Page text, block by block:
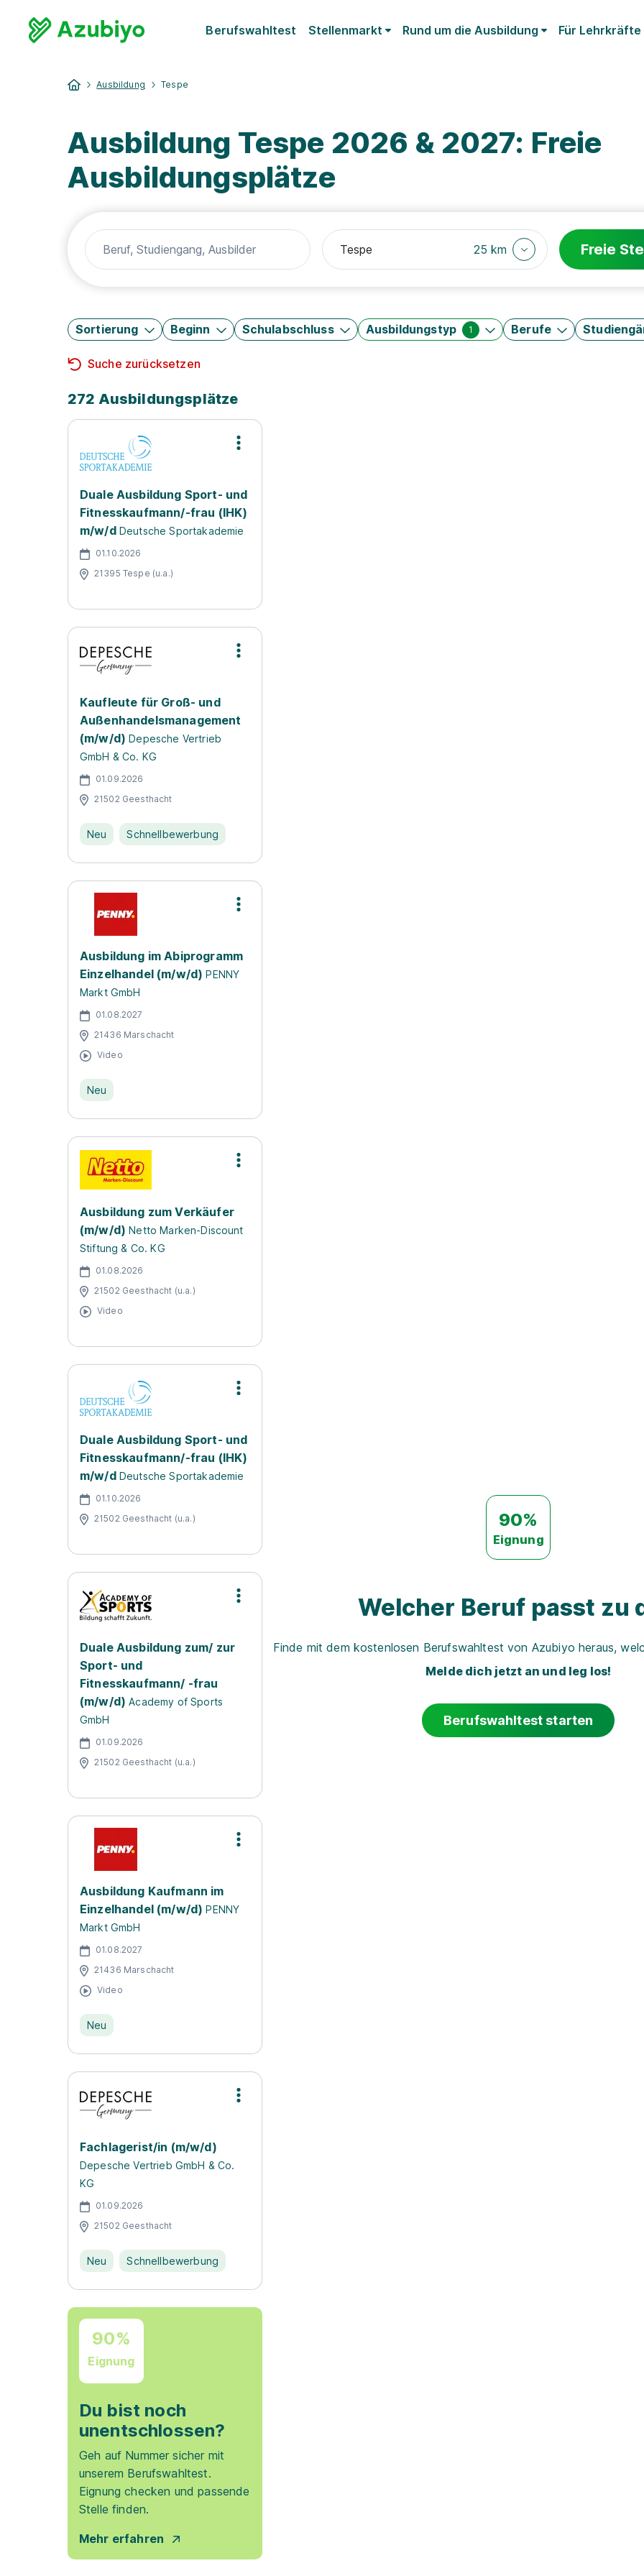
Berufswahltest Stellenmarkt Rund um die Ausbildung Für Lehrkräfte
Ausbildung Tespe
Ausbildung Tespe 2026 & 2027: Freie
Ausbildungsplätze
25 km Freie
Sortierung Beginn Schulabschluss Ausbildungstyp 1 Berufe
Suche zurücksetzen
272 Ausbildungsplätze
Duale Ausbildung Sport- und
Fitnesskaufmann/-frau (IHK)
m/w/d Deutsche Sportakademie
01.10.2026
21395 Tespe (u.a.)
Kaufleute für Groß- und
Außenhandelsmanagement
(m/w/d) Depesche Vertrieb
GmbH & Co. KG
01.09.2026
21502 Geesthacht
Neu Schnellbewerbung
Ausbildung im Abiprogramm
Einzelhandel (m/w/d) PENNY
Markt GmbH
01.08.2027
21436 Marschacht
Video
Neu
Ausbildung zum Verkäufer
(m/w/d) Netto Marken-Discount
Stiftung & Co. KG
01.08.2026
21502 Geesthacht (u.a.)
Video
Duale Ausbildung Sport- und
Fitnesskaufmann/-frau (IHK)
m/w/d Deutsche Sportakademie
01.10.2026
21502 Geesthacht (u.a.)
Duale Ausbildung zum/ zur
Sport- und
Fitnesskaufmann/ -frau
(m/w/d) Academy of Sports
GmbH
01.09.2026
21502 Geesthacht (u.a.)
Ausbildung Kaufmann im
Einzelhandel (m/w/d) PENNY
Markt GmbH
01.08.2027
21436 Marschacht
Video
Neu
Fachlagerist/in (m/w/d)
Depesche Vertrieb GmbH & Co.
KG
01.09.2026
21502 Geesthacht
Neu Schnellbewerbung
90%
Eignung
Du bist noch
unentschlossen?
Geh auf Nummer sicher mit
unserem Berufswahltest.
Eignung checken und passende
Stelle finden.
Mehr erfahren
90%
Eignung
Welcher Beruf passt zu
Finde mit dem kostenlosen Berufswahltest von Azubiyo heraus,
Melde dich jetzt an und leg los!
Berufswahltest starten